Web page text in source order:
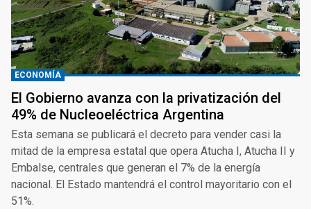
ECONOMÍA
El Gobierno avanza con la privatización del
49% de Nucleoeléctrica Argentina
Esta semana se publicará el decreto para vender casi la
mitad de la empresa estatal que opera Atucha I, Atucha II y
Embalse, centrales que generan el 7% de la energía
nacional. El Estado mantendrá el control mayoritario con el
51%.